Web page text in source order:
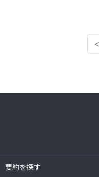
<
要約を探す